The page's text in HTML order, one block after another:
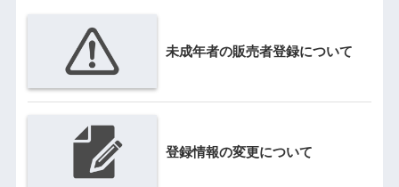
未成年者の販売者登録について
登録情報の変更について